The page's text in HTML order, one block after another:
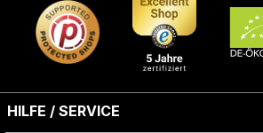
HILFE / SERVICE